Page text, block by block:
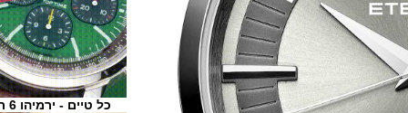
כל טיים - ירמיהו 6 ת"א